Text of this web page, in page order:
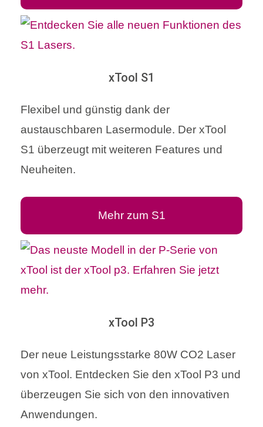
xTool S1
Flexibel und günstig dank der
austauschbaren Lasermodule. Der xTool
S1 überzeugt mit weiteren Features und
Neuheiten.
Mehr zum S1
xTool P3
Der neue Leistungsstarke 80W CO2 Laser
von xTool. Entdecken Sie den xTool P3 und
überzeugen Sie sich von den innovativen
Anwendungen.